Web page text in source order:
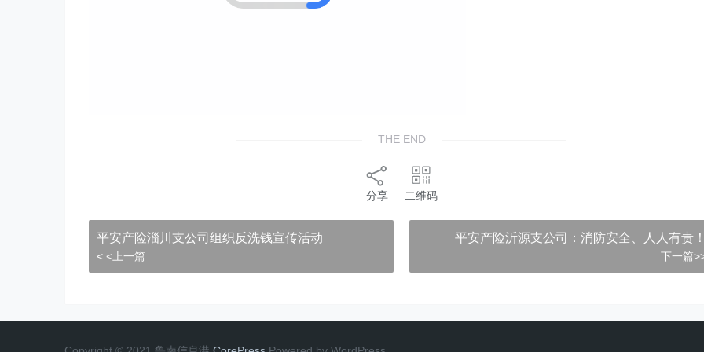
THE END
分享 二维码
平安产险淄川支公司组织反洗钱宣传活动
< <上一篇
平安产险沂源支公司：消防安全、人人有责
下一篇